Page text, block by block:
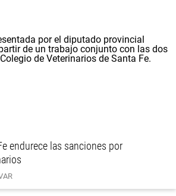
endurece las sanciones por